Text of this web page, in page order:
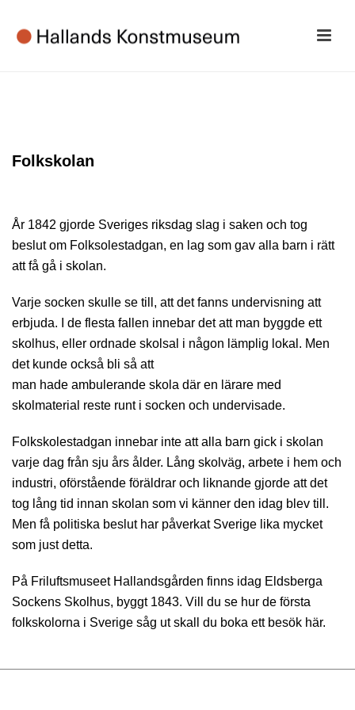
Folkskolan
År 1842 gjorde Sveriges riksdag slag i saken och tog
beslut om Folksolestadgan, en lag som gav alla barn i rätt
att få gå i skolan.
Varje socken skulle se till, att det fanns undervisning att
erbjuda. I de flesta fallen innebar det att man byggde ett
skolhus, eller ordnade skolsal i någon lämplig lokal. Men
det kunde också bli så att
man hade ambulerande skola där en lärare med
skolmaterial reste runt i socken och undervisade.
Folkskolestadgan innebar inte att alla barn gick i skolan
varje dag från sju års ålder. Lång skolväg, arbete i hem och
industri, oförstående föräldrar och liknande gjorde att det
tog lång tid innan skolan som vi känner den idag blev till.
Men få politiska beslut har påverkat Sverige lika mycket
som just detta.
På Friluftsmuseet Hallandsgården finns idag Eldsberga
Sockens Skolhus, byggt 1843. Vill du se hur de första
folkskolorna i Sverige såg ut skall du boka ett besök här.